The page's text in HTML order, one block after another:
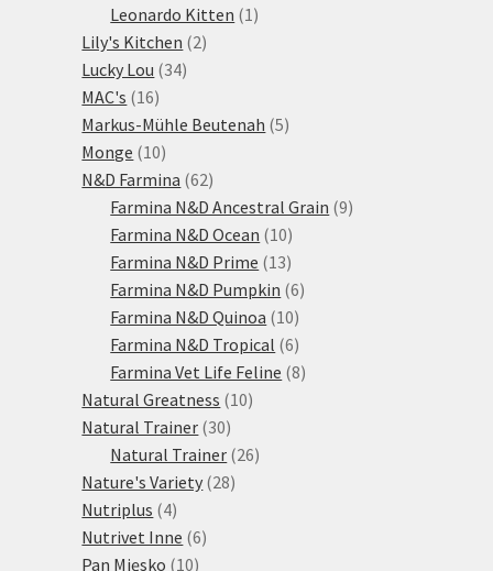
Leonardo Kitten 1 1
Lily's Kitchen 22
Lucky Lou 3434
MAC's 1616
produktů
Markus-Mühle Beutenah 55
Monge 1010
produktů
N&D Farmina 6262
produktů
Farmina N&D Ancestral Grain 99
Farmina N&D Ocean 1010
produktů
Farmina N&D Prime 1313
produktů
Farmina N&D Pumpkin 66
Farmina N&D Quinoa 1010
produktů
Farmina N&D Tropical 66
produktů
Farmina Vet Life Feline 88
Natural Greatness 1010
Natural Trainer 3030
produktů
Natural Trainer 2626
Nature's Variety 2828
Nutriplus 44
produkty
Nutrivet Inne 66
Pan Mięsko 1010